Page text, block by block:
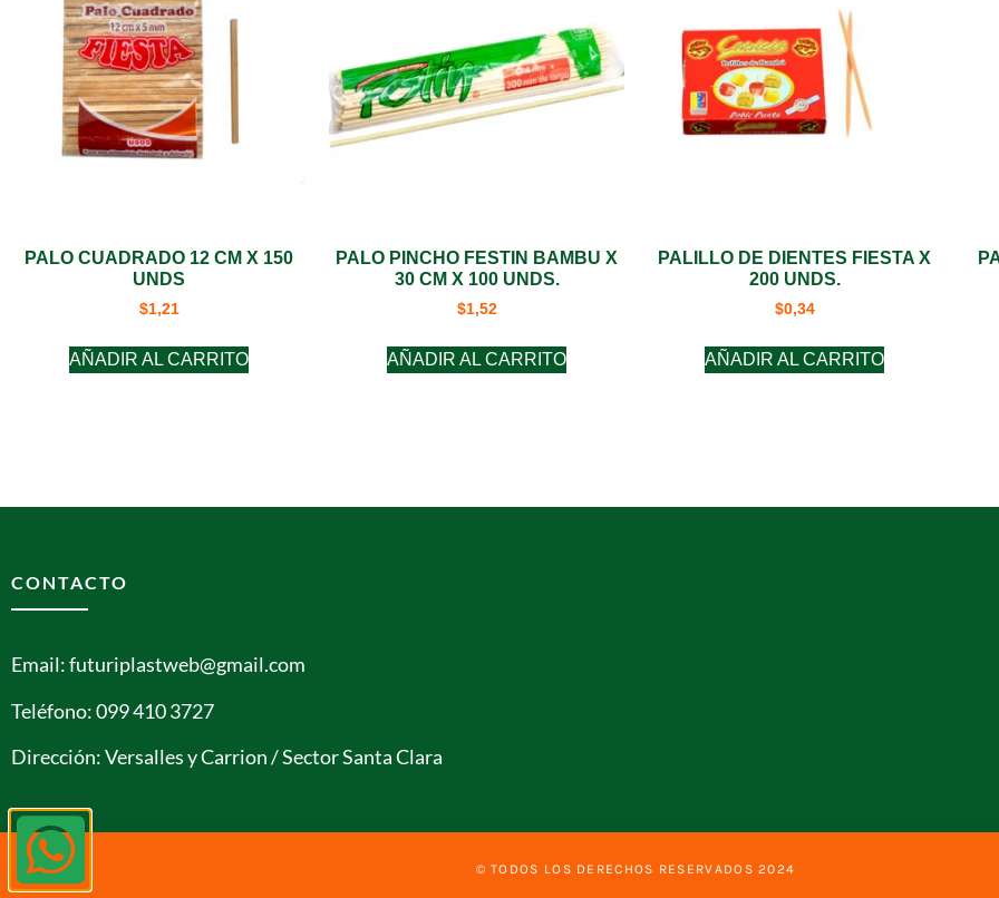
PALO CUADRADO 12 CM X 150
UNDS
$1,21
AÑADIR AL CARRITO
PALO PINCHO FESTIN BAMBU X
30 CM X 100 UNDS.
$1,52
AÑADIR AL CARRITO
PALILLO DE DIENTES FIESTA X
200 UNDS.
$0,34
AÑADIR AL CARRITO
CONTACTO
Email: futuriplastweb@gmail.com
Teléfono: 099 410 3727
Dirección: Versalles y Carrion / Sector Santa Clara
© TODOS LOS DERECHOS RESERVADOS 2024